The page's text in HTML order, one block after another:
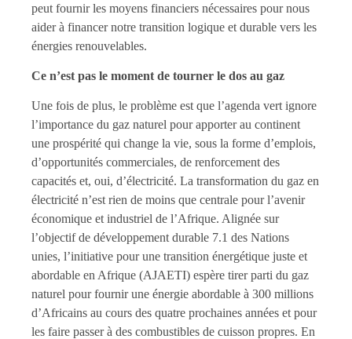
peut fournir les moyens financiers nécessaires pour nous
aider à financer notre transition logique et durable vers les
énergies renouvelables.
Ce n’est pas le moment de tourner le dos au gaz
Une fois de plus, le problème est que l’agenda vert ignore
l’importance du gaz naturel pour apporter au continent
une prospérité qui change la vie, sous la forme d’emplois,
d’opportunités commerciales, de renforcement des
capacités et, oui, d’électricité. La transformation du gaz en
électricité n’est rien de moins que centrale pour l’avenir
économique et industriel de l’Afrique. Alignée sur
l’objectif de développement durable 7.1 des Nations
unies, l’initiative pour une transition énergétique juste et
abordable en Afrique (AJAETI) espère tirer parti du gaz
naturel pour fournir une énergie abordable à 300 millions
d’Africains au cours des quatre prochaines années et pour
les faire passer à des combustibles de cuisson propres. En